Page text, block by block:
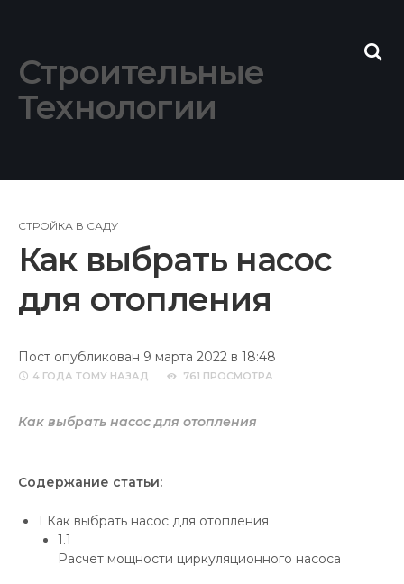
Строительные
Технологии
СТРОЙКА В САДУ
Как выбрать насос
для отопления
Пост опубликован 9 марта 2022 в 18:48
4 ГОДА ТОМУ НАЗАД 761 ПРОСМОТРА
Как выбрать насос для отопления
Содержание статьи:
1 Как выбрать насос для отопления
1.1
Расчет мощности циркуляционного насоса